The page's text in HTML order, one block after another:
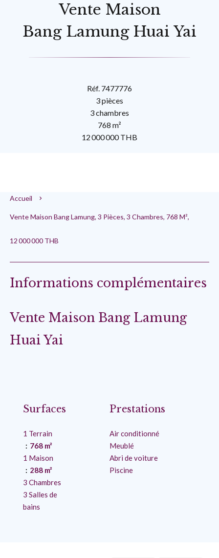
Vente Maison
Bang Lamung Huai Yai
Réf. 7477776
3 pièces
3 chambres
768 m²
12 000 000 THB
Accueil
Vente Maison Bang Lamung, 3 Pièces, 3 Chambres, 768 M²,
12 000 000 THB
Informations complémentaires
Vente Maison Bang Lamung
Huai Yai
Surfaces
1 Terrain
768 m²
1 Maison
288 m²
3 Chambres
3 Salles de
bains
Prestations
Air conditionné
Meublé
Abri de voiture
Piscine